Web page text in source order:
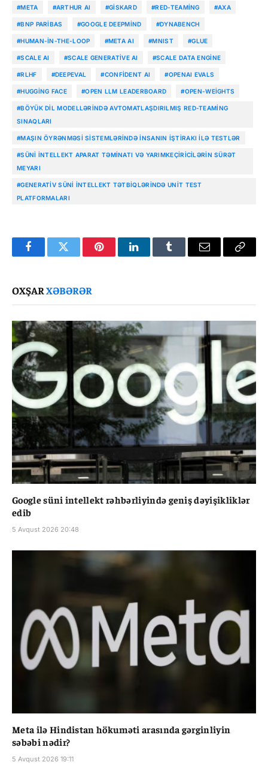
#META #ARTHUR AI #GISKARD #RED-TEAMING #AXA
#BNP PARIBAS #GOOGLE DEEPMIND #DYNABENCH
#HUMAN-IN-THE-LOOP #META AI #MNIST #GLUE
#SCALE AI #SCALE GENERATIVE AI #SCALE DATA ENGINE
#RLHF #DEEPEVAL #CONFIDENT AI #OPENAI EVALS
#HUGGING FACE #OPEN LLM LEADERBOARD #OPEN-WEIGHTS
#BÖYÜK DIL MODELLƏRINDƏ AVTOMATLAŞDIRILMIŞ RED-TEAMING
SINAQLARI
#MAŞIN ÖYRƏNMƏSI SISTEMLƏRINDƏ INSANIN IŞTIRAKI ILƏ TESTLƏR
#SÜNI INTELLEKT APARAT TƏMINATI VƏ YARIMKEÇIRICILƏRIN SÜRƏT
MEYARI
#GENERATIV SÜNI INTELLEKT TƏTBIQLƏRINDƏ UNIT TEST
PLATFORMALARI
FacebookTwitter PinterestLinkedInTumblr Email
Copy
OXŞARXƏBƏRƏR
Google süni intellekt rəhbərliyində geniş dəyişikliklər
edib
5 Avqust 2026 20:48
Meta ilə Hindistan hökuməti arasında gərginliyin
səbəbi nədir?
5 Avqust 2026 19:11